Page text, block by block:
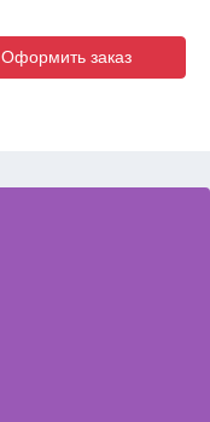
Оформить заказ